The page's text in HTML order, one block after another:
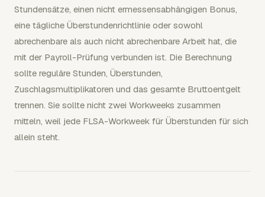
Stundensätze, einen nicht ermessensabhängigen Bonus,
eine tägliche Überstundenrichtlinie oder sowohl
abrechenbare als auch nicht abrechenbare Arbeit hat, die
mit der Payroll-Prüfung verbunden ist. Die Berechnung
sollte reguläre Stunden, Überstunden,
Zuschlagsmultiplikatoren und das gesamte Bruttoentgelt
trennen. Sie sollte nicht zwei Workweeks zusammen
mitteln, weil jede FLSA-Workweek für Überstunden für sich
allein steht.